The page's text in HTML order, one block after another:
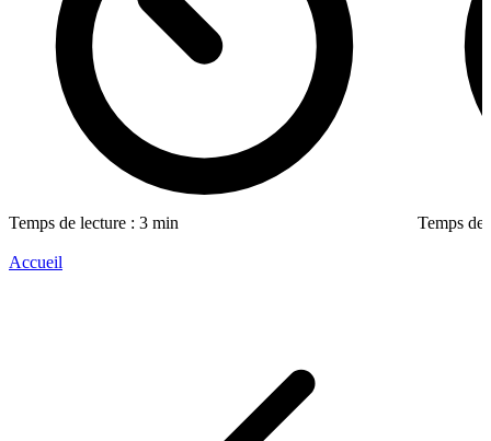
Temps de lecture : 3 min Temps de
Accueil